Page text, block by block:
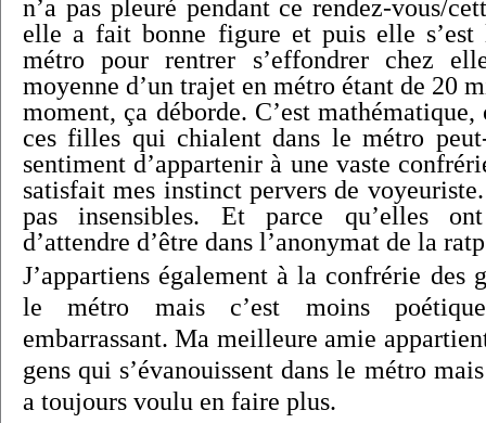
n’a pas pleuré pendant ce rendez-vous/
elle a fait bonne figure et puis elle
métro pour rentrer s’effondrer chez
moyenne d’un trajet en métro étant de 20
moment, ça déborde. C’est mathématique,
ces filles qui chialent dans le métro
sentiment d’appartenir à une vaste
satisfait mes instinct pervers de
pas insensibles. Et parce qu’elles
d’attendre d’être dans l’anonymat de la
J’appartiens également à la confrérie des
le métro mais c’est moins
embarrassant. Ma meilleure amie
gens qui s’évanouissent dans le métro
a toujours voulu en faire plus.